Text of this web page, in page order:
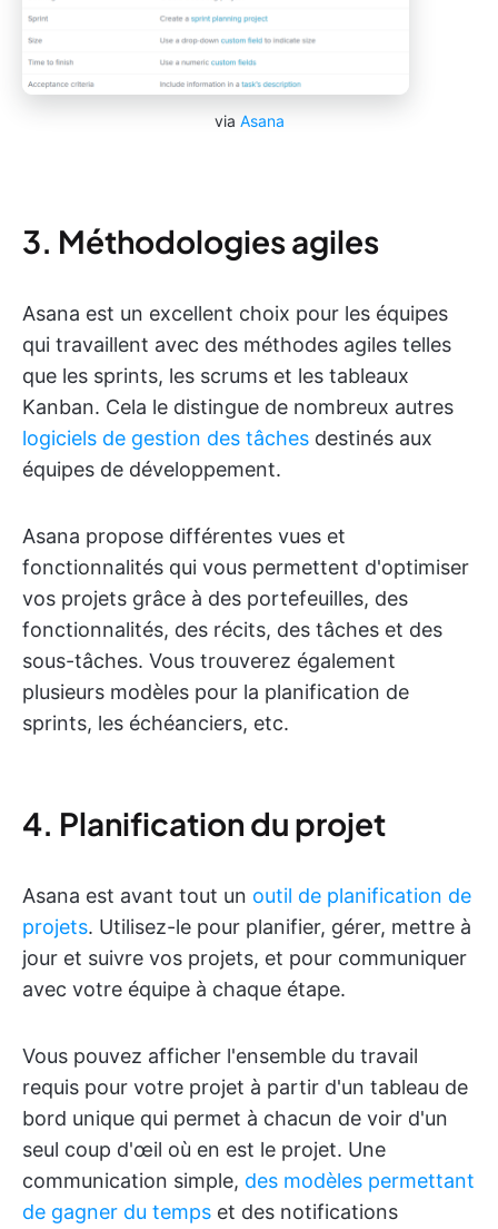
via Asana
3. Méthodologies agiles
Asana est un excellent choix pour les équipes
qui travaillent avec des méthodes agiles telles
que les sprints, les scrums et les tableaux
Kanban. Cela le distingue de nombreux autres
logiciels de gestion des tâches destinés aux
équipes de développement.
Asana propose différentes vues et
fonctionnalités qui vous permettent d'optimiser
vos projets grâce à des portefeuilles, des
fonctionnalités, des récits, des tâches et des
sous-tâches. Vous trouverez également
plusieurs modèles pour la planification de
sprints, les échéanciers, etc.
4. Planification du projet
Asana est avant tout un outil de planification de
projets. Utilisez-le pour planifier, gérer, mettre à
jour et suivre vos projets, et pour communiquer
avec votre équipe à chaque étape.
Vous pouvez afficher l'ensemble du travail
requis pour votre projet à partir d'un tableau de
bord unique qui permet à chacun de voir d'un
seul coup d'œil où en est le projet. Une
communication simple, des modèles permettant
de gagner du temps et des notifications